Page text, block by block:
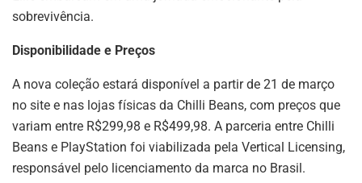
sobrevivência.
Disponibilidade e Preços
A nova coleção estará disponível a partir de 21 de março
no site e nas lojas físicas da Chilli Beans, com preços que
variam entre R$299,98 e R$499,98. A parceria entre Chilli
Beans e PlayStation foi viabilizada pela Vertical Licensing,
responsável pelo licenciamento da marca no Brasil.